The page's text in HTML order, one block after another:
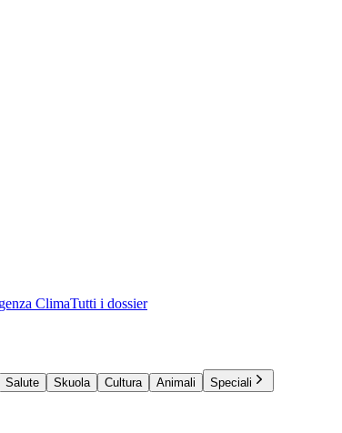
ClimaTutti i dossier
Salute Skuola Cultura Animali
Speciali